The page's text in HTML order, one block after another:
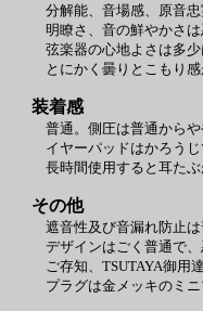
分解能、音場感、原音忠
明瞭さ、音の鮮やかさは
弦楽器の心地よさは多少
とにかく曇りとこもり感
装着感
普通。側圧は普通からや
イヤーパッドはかろうじ
長時間使用すると耳たぶ
その他
遮音性及び音漏れ防止は
デザインはごく普通で、
ご存知、TSUTAYA御用
プラグは金メッキのミニ